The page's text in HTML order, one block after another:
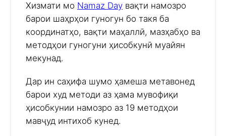
Хизмати мо Namaz Day вақти намозро
барои шаҳрҳои гуногун бо такя ба
координатҳо, вақти маҳаллӣ, мазҳабҳо ва
методҳои гуногуни ҳисобкунӣ муайян
мекунад.
Дар ин саҳифа шумо ҳамеша метавонед
барои худ методи аз ҳама мувофиқи
ҳисобкунии намозро аз 19 методҳои
мавҷуд интихоб кунед.